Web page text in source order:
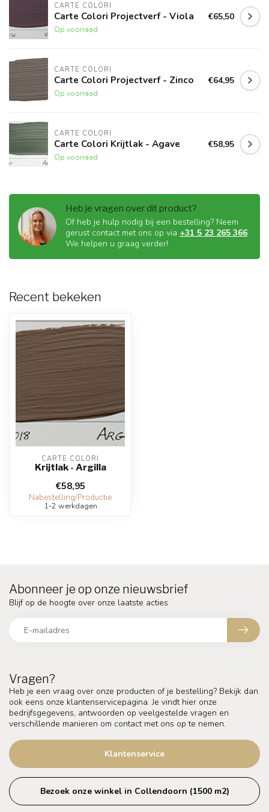
CARTE COLORI
Carte Colori Projectverf - Viola
Op voorraad
€65,50
CARTE COLORI
Carte Colori Projectverf - Zinco
Op voorraad
€64,95
CARTE COLORI
Carte Colori Krijtlak - Agave
Op voorraad
€58,95
Heb je vragen over dit product?
Of heb je hulp nodig bij een bestelling? Neem
gerust contact met ons op via +31 5 23 265 366.
We helpen u graag verder!
Recent bekeken
CARTE COLORI
Krijtlak - Argilla
€58,95
Nabestelling/Productie
1-2 werkdagen
Vragen?
Heb je een vraag over onze producten of je bestelling? Bekijk dan
ook eens onze klantenservicepagina. Je vindt hier onze
bedrijfsgegevens, antwoorden op veelgestelde vragen en
verschillende manieren om contact met ons op te nemen.
Klantenservice
Bezoek onze winkel in Collendoorn (1500 m2)
Abonneer je op onze nieuwsbrief
Blijf op de hoogte over onze laatste acties